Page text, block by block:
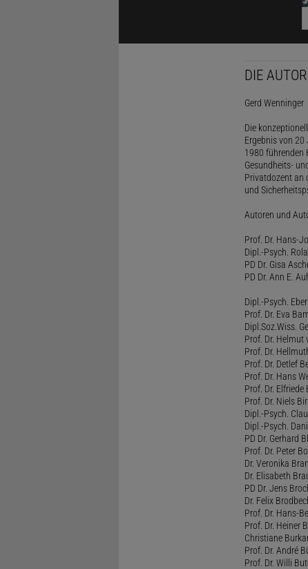
DIE
Gerd Wenninger
Die
Ergebnis von 20
1980 führenden
Gesundheits-
Privatdozent an
und
Autoren und
Prof. Dr. Hans-
Dipl.-Psych.
PD Dr. Gisa
PD Dr. Ann E.
Dipl.-Psych.
Prof. Dr. Eva
Dipl.Soz.Wiss.
Prof. Dr. Helmut
Prof. Dr.
Prof. Dr. Detlef
Prof. Dr. Hans
Prof. Dr.
Prof. Dr. Niels
Dipl.-Psych.
Dipl.-Psych.
PD Dr. Gerhard
Prof. Dr. Peter
Dr. Veronika
Dr. Elisabeth
PD Dr. Jens
Dr. Felix
Prof. Dr. Hans-
Prof. Dr. Heiner
Christiane
Prof. Dr. André
Prof. Dr. Willi